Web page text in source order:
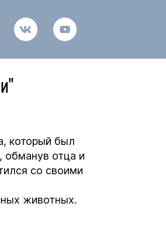
который был
отца и
со своими
животных.